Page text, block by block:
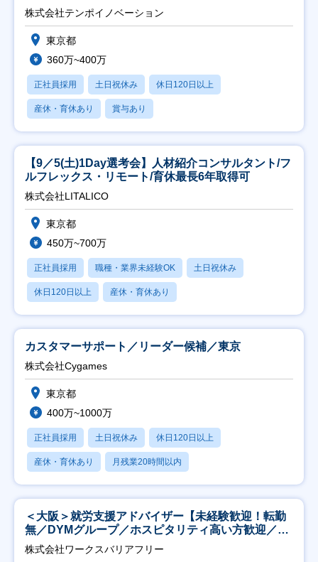
株式会社テンポイノベーション
東京都
360万~400万
正社員採用 土日祝休み 休日120日以上
産休・育休あり 賞与あり
【9／5(土)1Day選考会】人材紹介コンサルタント/フ
ルフレックス・リモート/育休最長6年取得可
株式会社LITALICO
東京都
450万~700万
正社員採用 職種・業界未経験OK 土日祝休み
休日120日以上 産休・育休あり
カスタマーサポート／リーダー候補／東京
株式会社Cygames
東京都
400万~1000万
正社員採用 土日祝休み 休日120日以上
産休・育休あり 月残業20時間以内
＜大阪＞就労支援アドバイザー【未経験歓迎！転勤
無／DYMグループ／ホスピタリティ高い方歓迎／土
日祝】
株式会社ワークスバリアフリー